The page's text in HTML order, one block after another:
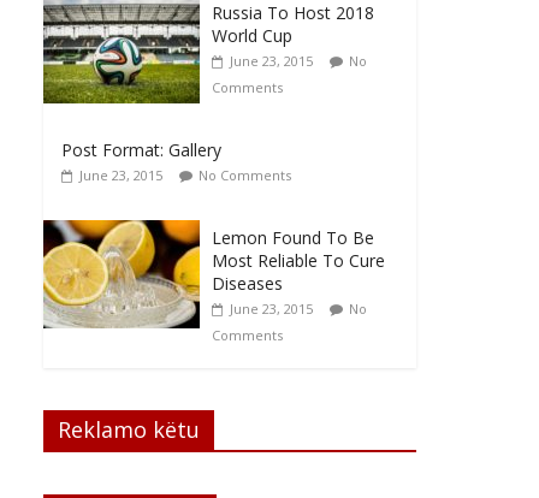
Russia To Host 2018
World Cup
June 23, 2015
No
Comments
Post Format: Gallery
June 23, 2015 No Comments
Lemon Found To Be
Most Reliable To Cure
Diseases
June 23, 2015
No
Comments
Reklamo këtu